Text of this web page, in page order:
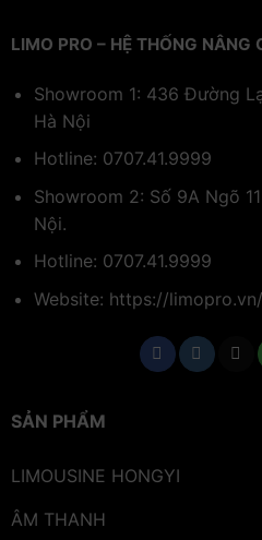
LIMO PRO – HỆ THỐNG NÂNG
Showroom 1: 436 Đường
Hà Nội
Hotline: 0707.41.9999
Showroom 2: Số 9A Ngõ
Nội.
Hotline: 0707.41.9999
Website: https://limopro.vn/
SẢN PHẨM
LIMOUSINE HONGYI
ÂM THANH